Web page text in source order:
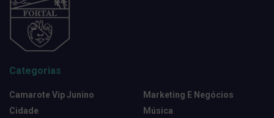
Categorias
Camarote Vip Junino
Cidade
Marketing E Negócios
Música